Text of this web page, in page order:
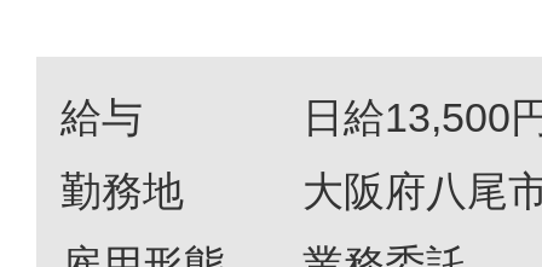
給与
日給13,500
勤務地
大阪府八尾